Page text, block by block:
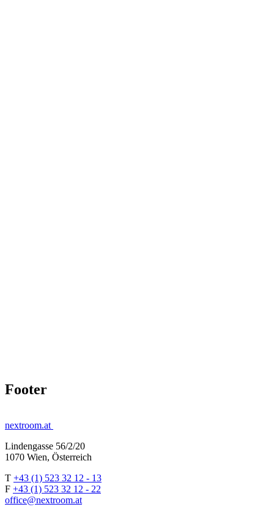
Footer
nextroom.at
Lindengasse 56/2/20
1070 Wien, Österreich
T +43 (1) 523 32 12 - 13
F +43 (1) 523 32 12 - 22
office@nextroom.at